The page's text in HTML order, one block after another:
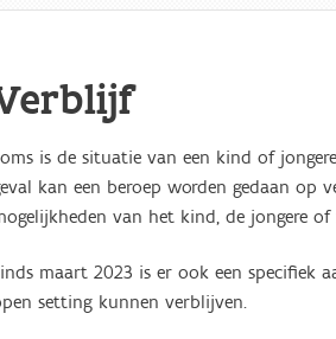
is de situatie van een kind of
kan een beroep worden gedaan op
van het kind, de jongere
maart 2023 is er ook een specifiek
setting kunnen verblijven.